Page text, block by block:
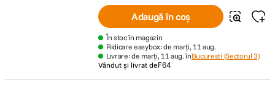
Adaugă în coș
În stoc în magazin
Ridicare easybox: de marți, 11 aug.
Livrare: de marți, 11 aug. înBucuresti (Sectorul 3)
Vândut și livrat deF64